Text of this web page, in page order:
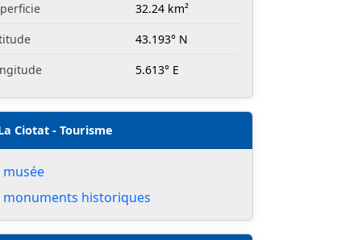
32.24 km²
43.193° N
5.613° E
Ciotat - Tourisme
musée
monuments historiques